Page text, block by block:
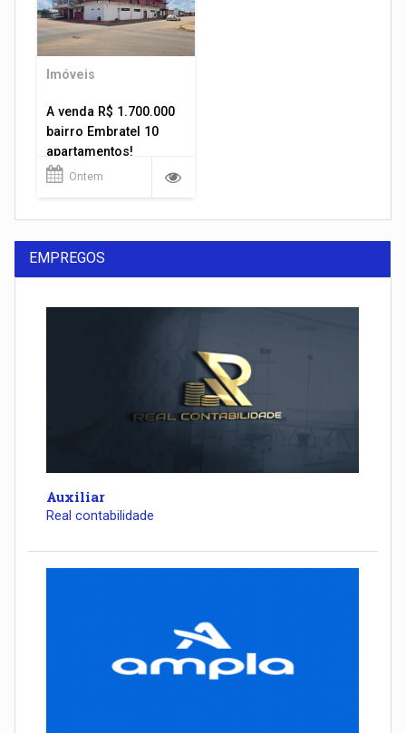
Imóveis
A venda R$ 1.700.000
bairro Embratel 10
apartamentos!
Ontem
EMPREGOS
Auxiliar
Real contabilidade